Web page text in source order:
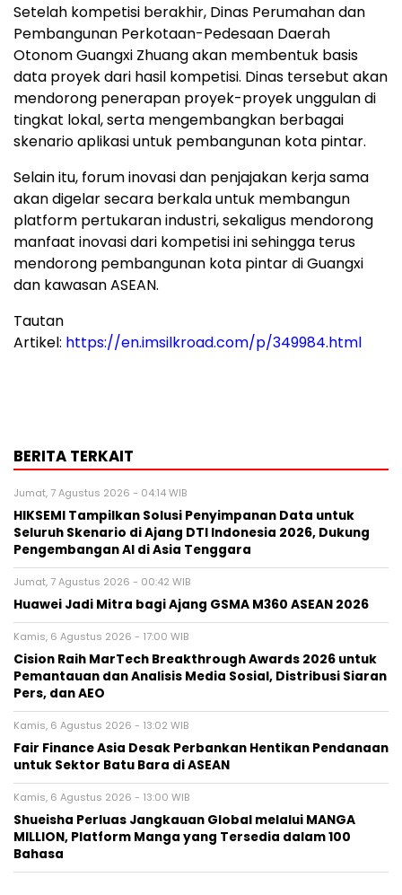
Setelah kompetisi berakhir, Dinas Perumahan dan
Pembangunan Perkotaan-Pedesaan Daerah
Otonom Guangxi Zhuang akan membentuk basis
data proyek dari hasil kompetisi. Dinas tersebut akan
mendorong penerapan proyek-proyek unggulan di
tingkat lokal, serta mengembangkan berbagai
skenario aplikasi untuk pembangunan kota pintar.
Selain itu, forum inovasi dan penjajakan kerja sama
akan digelar secara berkala untuk membangun
platform pertukaran industri, sekaligus mendorong
manfaat inovasi dari kompetisi ini sehingga terus
mendorong pembangunan kota pintar di Guangxi
dan kawasan ASEAN.
Tautan
Artikel: https://en.imsilkroad.com/p/349984.html
BERITA TERKAIT
Jumat, 7 Agustus 2026 - 04:14 WIB
HIKSEMI Tampilkan Solusi Penyimpanan Data untuk
Seluruh Skenario di Ajang DTI Indonesia 2026, Dukung
Pengembangan AI di Asia Tenggara
Jumat, 7 Agustus 2026 - 00:42 WIB
Huawei Jadi Mitra bagi Ajang GSMA M360 ASEAN 2026
Kamis, 6 Agustus 2026 - 17:00 WIB
Cision Raih MarTech Breakthrough Awards 2026 untuk
Pemantauan dan Analisis Media Sosial, Distribusi Siaran
Pers, dan AEO
Kamis, 6 Agustus 2026 - 13:02 WIB
Fair Finance Asia Desak Perbankan Hentikan Pendanaan
untuk Sektor Batu Bara di ASEAN
Kamis, 6 Agustus 2026 - 13:00 WIB
Shueisha Perluas Jangkauan Global melalui MANGA
MILLION, Platform Manga yang Tersedia dalam 100
Bahasa